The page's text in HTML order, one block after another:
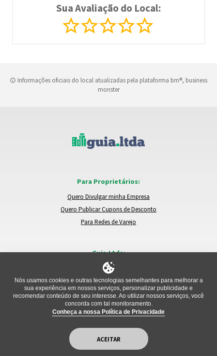
Sua Avaliação do Local:
Informações oficiais do local atualizadas pela plataforma bm®, business
monster
Para Proprietários:
Quero Divulgar minha Empresa
Quero Publicar Cupons de Desconto
Para Redes de Varejo
Guia.Ltda:
Locais e Empresas
Trocar de Região
Relatar um Problema
Copyright Guia.Ltda © 2026. All Rights Reserved.
Nós usamos cookies e outras tecnologias semelhantes para melhorar a
sua experiência em nossos serviços, personalizar publicidade e
recomendar conteúdo de seu interesse. Ao utilizar nossos serviços, você
concorda com tal monitoramento.
Conheça a nossa Política de Privacidade
ACEITAR